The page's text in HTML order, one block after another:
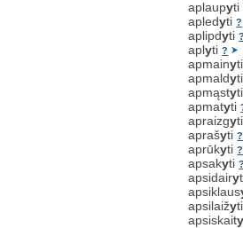
aplaupyti
apledyti?
aplipdyti?
aplyti?
apmainy
apmaldy
apmąsty
apmatyti
apraizgy
aprašyti?
aprūkyti?
apsakyti?
apsidairy
apsiklaus
apsilaižy
apsiskait